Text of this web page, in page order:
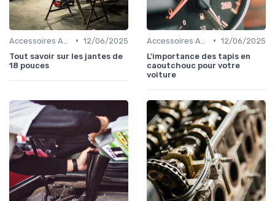
• 12/06/2025
Tout savoir sur les jantes de
18 pouces
• 12/06/2025
L'importance des tapis en
caoutchouc pour votre
voiture